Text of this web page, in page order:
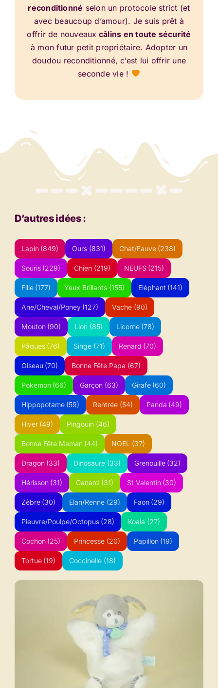
reconditionné selon un protocole strict (et
avec beaucoup d’amour). Je suis prêt à
offrir de nouveaux câlins en toute sécurité
à mon futur petit propriétaire. Adopter un
doudou reconditionné, c’est lui offrir une
seconde vie !
D’autres idées :
Lapin (849) Ours (831) Chat/Fauve (238)
Souris (229) Chien (219) NEUFS (215)
Fille (177) Yeux Brillants (155) Eléphant (141)
Ane/Cheval/Poney (127) Vache (90)
Mouton (90) Lion (85) Licorne (78)
Pâques (76) Singe (71) Renard (70)
Oiseau (70) Bonne Fête Papa (67)
Pokemon (66) Garçon (63) Girafe (60)
Hippopotame (59) Rentrée (54) Panda (49)
Hiver (49) Pingouin (46)
Bonne Fête Maman (44) NOEL (37)
Dragon (33) Dinosaure (33) Grenouille (32)
Hérisson (31) Canard (31) St Valentin (30)
Zèbre (30) Elan/Renne (29) Faon (29)
Pieuvre/Poulpe/Octopus (28) Koala (27)
Cochon (25) Princesse (20) Papillon (19)
Tortue (19) Coccinelle (18)